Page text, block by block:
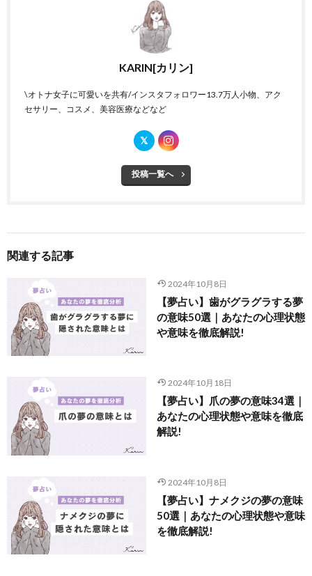
KARIN[カリン]
\オトナ女子に可愛いを共有/インスタフォロワー13.7万人小物、アク
セサリー、コスメ、美容医療などなど
投稿一覧へ
関連する記事
2024年10月8日
【夢占い】歯がグラグラする夢
の意味50選｜あなたの心理状態
や意味を徹底解説!
2024年10月18日
【夢占い】爪の夢の意味34選｜
あなたの心理状態や意味を徹底
解説!
2024年10月8日
【夢占い】ナメクジの夢の意味
50選｜あなたの心理状態や意味
を徹底解説!